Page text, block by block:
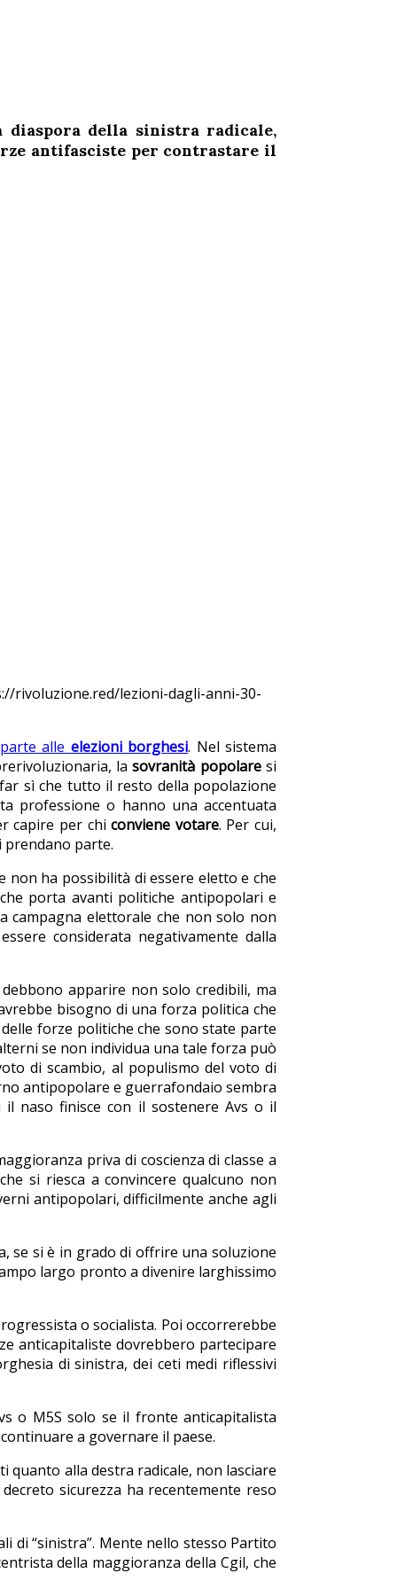
della sinistra radicale,
antifasciste per contrastare il
rivoluzione.red/lezioni-dagli-anni-30-
alle elezioni borghesi. Nel sistema
lasovranità popolaresi
sì che tutto il resto della popolazione
professione o hanno una accentuata
capire per chiconviene votare. Per cui,
parte.
non ha possibilità di essere eletto e che
porta avanti politiche antipopolari e
campagna elettorale che non solo non
considerata negativamente dalla
apparire non solo credibili, ma
bisogno di una forza politica che
forze politiche che sono state parte
se non individua una tale forza può
di scambio, al populismo del voto di
antipopolare e guerrafondaio sembra
naso finisce con il sostenere Avs o il
priva di coscienza di classe a
si riesca a convincere qualcuno non
antipopolari, difficilmente anche agli
se si è in grado di offrire una soluzione
largo pronto a divenire larghissimo
o socialista. Poi occorrerebbe
anticapitaliste dovrebbero partecipare
di sinistra, dei ceti medi riflessivi
o M5S solo se il fronte anticapitalista
a governare il paese.
alla destra radicale, non lasciare
sicurezza ha recentemente reso
di “sinistra”. Mente nello stesso Partito
della maggioranza della Cgil, che